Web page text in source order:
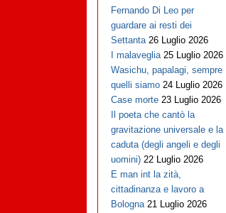
Fernando Di Leo per
guardare ai resti dei
Settanta 26 Luglio 2026
I malaveglia 25 Luglio 2026
Wasichu, papalagi, sempre
quelli siamo 24 Luglio 2026
Case morte 23 Luglio 2026
Il poeta che cantò la
gravitazione universale e la
caduta (degli angeli e degli
uomini) 22 Luglio 2026
E man int la zità,
cittadinanza e lavoro a
Bologna 21 Luglio 2026